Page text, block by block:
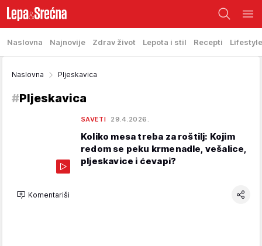
Naslovna Najnovije Zdrav život Lepota i stil Recepti Lifestyle
Naslovna Pljeskavica
#Pljeskavica
SAVETI 29.4.2026.
Koliko mesa treba za roštilj: Kojim
redom se peku krmenadle, vešalice,
pljeskavice i ćevapi?
Komentariši